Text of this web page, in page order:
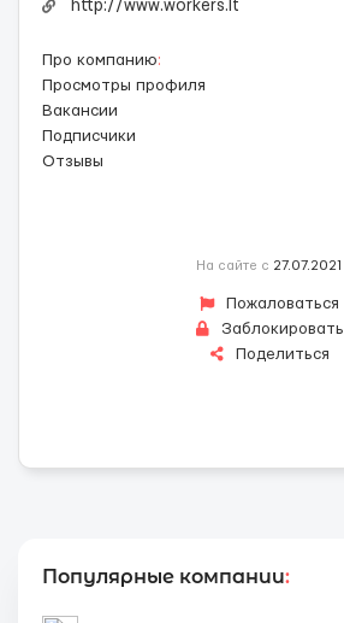
http://www.workers.lt
Про компанию:
Просмотры профиля
Вакансии
Подписчики
Отзывы
На сайте с 27.07.2021
Пожаловаться
Заблокировать
Поделиться
Популярные компании: